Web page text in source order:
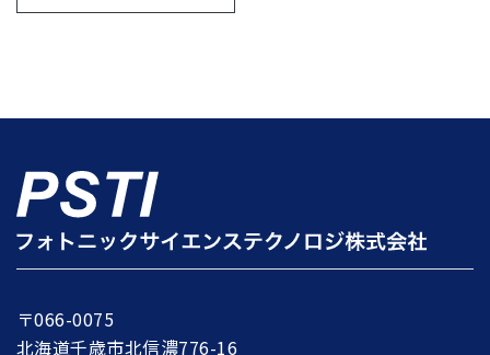
〒066-0075
北海道千歳市北信濃776-16